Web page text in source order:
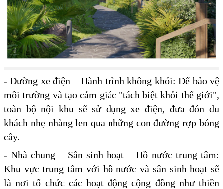
- Đường xe điện – Hành trình không khói: Để bảo vệ
môi trường và tạo cảm giác "tách biệt khỏi thế giới",
toàn bộ nội khu sẽ sử dụng xe điện, đưa đón du
khách nhẹ nhàng len qua những con đường rợp bóng
cây.
- Nhà chung – Sân sinh hoạt – Hồ nước trung tâm:
Khu vực trung tâm với hồ nước và sân sinh hoạt sẽ
là nơi tổ chức các hoạt động cộng đồng như thiền